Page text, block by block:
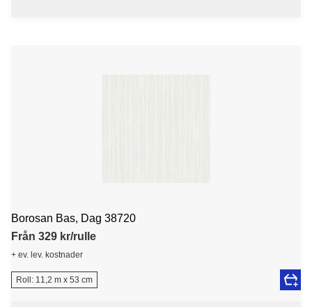
Borosan Bas, Dag 38720
Från 329 kr/rulle
+ ev. lev. kostnader
Roll: 11,2 m x 53 cm